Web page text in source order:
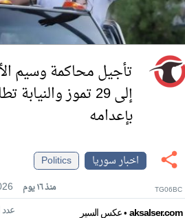
تأجيل محاكمة وسيم
إلى 29 تموز والنيابة
بإعدامه
اخبار سوريا
Politics
منذ ١٦ يوم TG06BC
عكس السير• aksalser.com عدد